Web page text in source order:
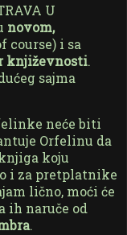
U
novom,
course) i sa
književnosti.
sajma
neće biti
Orfelinu da
koju
i za pretplatnike
lično, moći će
ih naruče od
.